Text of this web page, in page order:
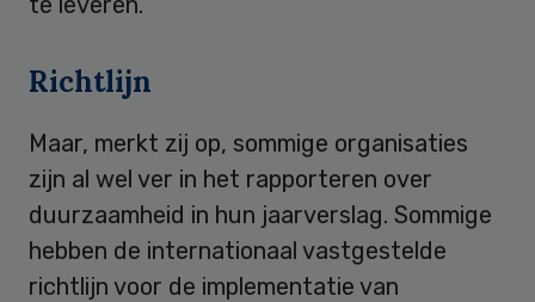
Richtlijn
Maar, merkt zij op, sommige organisaties
zijn al wel ver in het rapporteren over
duurzaamheid in hun jaarverslag. Sommige
hebben de internationaal vastgestelde
richtlijn voor de implementatie van